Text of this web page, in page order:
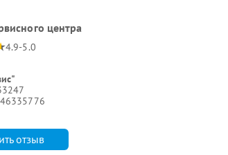
центра
4.9-5.0
отзыв